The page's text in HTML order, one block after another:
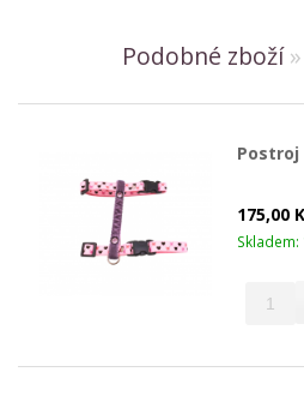
Podobné zboží
Postroj
175,00
Skladem: